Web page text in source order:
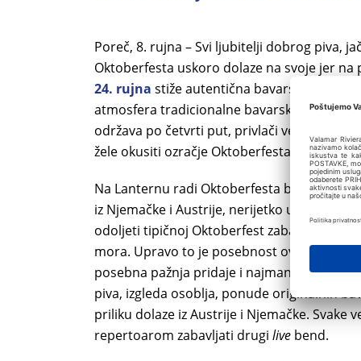
Poreč, 8. rujna – Svi ljubitelji dobrog piva,
Oktoberfesta uskoro dolaze na svoje jer
24. rujna stiže autentična bavarska zabava –
atmosfera tradicionalne bavarske zabave u
održava po četvrti put, privlači veliki broj
žele okusiti ozračje Oktoberfesta.
Na Lanternu radi Oktoberfesta by Valamar
iz Njemačke i Austrije, nerijetko u
odoljeti tipičnoj Oktoberfest zabavi u
mora. Upravo to je posebnost ovog
posebna pažnja pridaje i najmanjem
piva, izgleda osoblja, ponude originalnih
priliku dolaze iz Austrije i Njemačke. Svake
repertoarom zabavljati drugi live bend.